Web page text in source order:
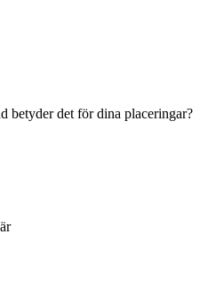
betyder det för dina placeringar?